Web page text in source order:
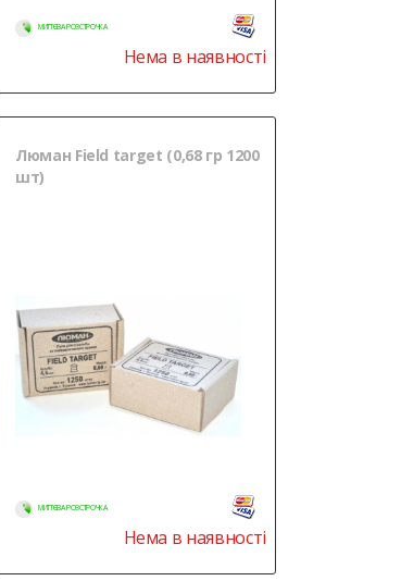
МИТТЄВА РОЗСТРОЧКА
Нема в наявності
Люман Field target (0,68 гр 1200
шт)
МИТТЄВА РОЗСТРОЧКА
Нема в наявності